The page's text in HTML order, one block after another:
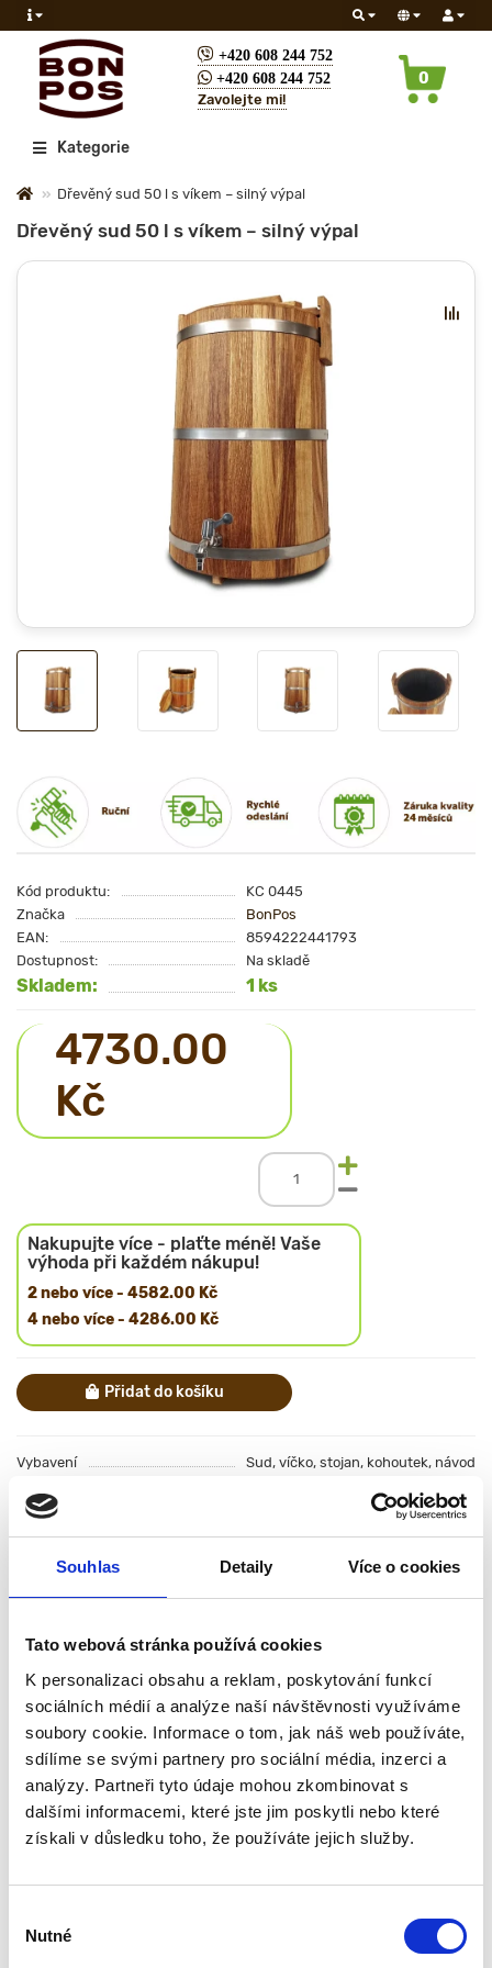
Souhlas Detaily Více o cookies
Tato webová stránka používá cookies
K personalizaci obsahu a reklam, poskytování funkcí
sociálních médií a analýze naší návštěvnosti využíváme
soubory cookie. Informace o tom, jak náš web používáte,
sdílíme se svými partnery pro sociální média, inzerci a
analýzy. Partneři tyto údaje mohou zkombinovat s
dalšími informacemi, které jste jim poskytli nebo které
získali v důsledku toho, že používáte jejich služby.
souhlasu
Nutné
+420 608 244 752
+420 608 244 752
Zavolejte mi!
0
VšechnyKategorie
Dřevěný sud 50 l s víkem – silný výpal
Dřevěný sud 50 l s víkem – silný výpal
Kód produktu:
KC 0445
Značka
BonPos
EAN:
8594222441793
Dostupnost:
Na skladě
Skladem: 1 ks
4730.00
Kč
Nakupujte více - plaťte méně! Vaše
výhoda při každém nákupu!
2 nebo více - 4582.00 Kč
4 nebo více - 4286.00 Kč
Přidat do košíku
Vybavení
Sud, víčko, stojan, kohoutek, návod
Barva
Popis
Specifikace
Hodnocení (0)
Dubový sud o objemu 50 l s
víkem a silným výpalem je
určený pro zrání a skladování
dalších alkoholických nápojů.